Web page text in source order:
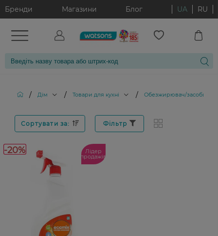
Бренди Магазини Блог UA RU
/ Дім / Товари для кухні / Обезжирювач/засоби
Сортувати за: Фільтр
-20% Лідер
продажів